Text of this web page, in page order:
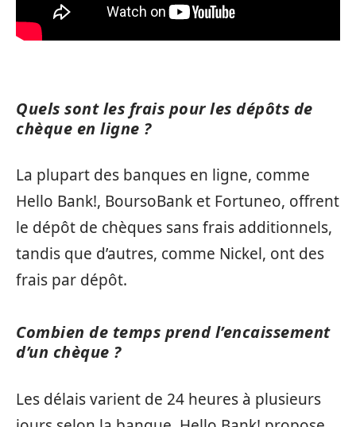
Quels sont les frais pour les dépôts de
chèque en ligne ?
La plupart des banques en ligne, comme
Hello Bank!, BoursoBank et Fortuneo, offrent
le dépôt de chèques sans frais additionnels,
tandis que d’autres, comme Nickel, ont des
frais par dépôt.
Combien de temps prend l’encaissement
d’un chèque ?
Les délais varient de 24 heures à plusieurs